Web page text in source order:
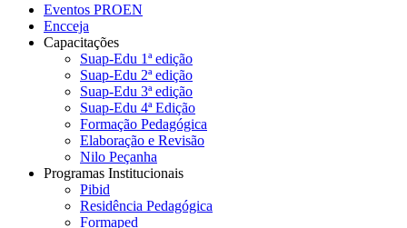
Eventos PROEN
Encceja
Capacitações
Suap-Edu 1ª edição
Suap-Edu 2ª edição
Suap-Edu 3ª edição
Suap-Edu 4ª Edição
Formação Pedagógica
Elaboração e Revisão
Nilo Peçanha
Programas Institucionais
Pibid
Residência Pedagógica
Formaped